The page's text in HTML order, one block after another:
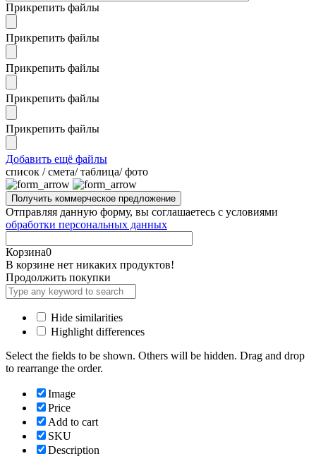
Прикрепить файлы
Прикрепить файлы
Прикрепить файлы
Прикрепить файлы
Прикрепить файлы
Добавить ещё файлы
cписок / смета/ таблица/ фото
Отправляя данную форму, вы соглашаетесь с условиями
обработки персональных данных
Корзина0
В корзине нет никаких продуктов!
Продолжить покупки
Hide similarities
Highlight differences
Select the fields to be shown. Others will be hidden. Drag and drop
to rearrange the order.
Image
Price
Add to cart
SKU
Description